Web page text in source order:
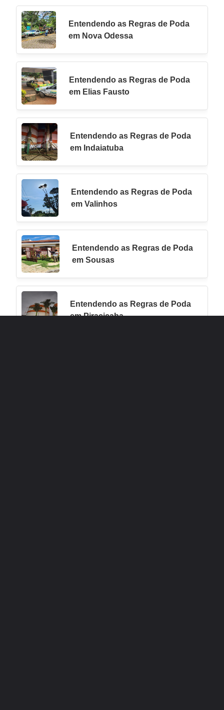
Entendendo as Regras de Poda
em Nova Odessa
Entendendo as Regras de Poda
em Elias Fausto
Entendendo as Regras de Poda
em Indaiatuba
Entendendo as Regras de Poda
em Valinhos
Entendendo as Regras de Poda
em Sousas
Entendendo as Regras de Poda
em Piracicaba